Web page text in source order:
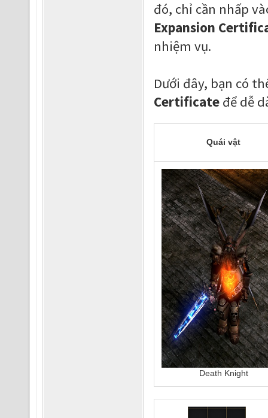
đó, chỉ cần nhấp
Expansion
nhiệm vụ.
Dưới đây, bạn có
Certificateđể dễ
Quái vật
Death Knight